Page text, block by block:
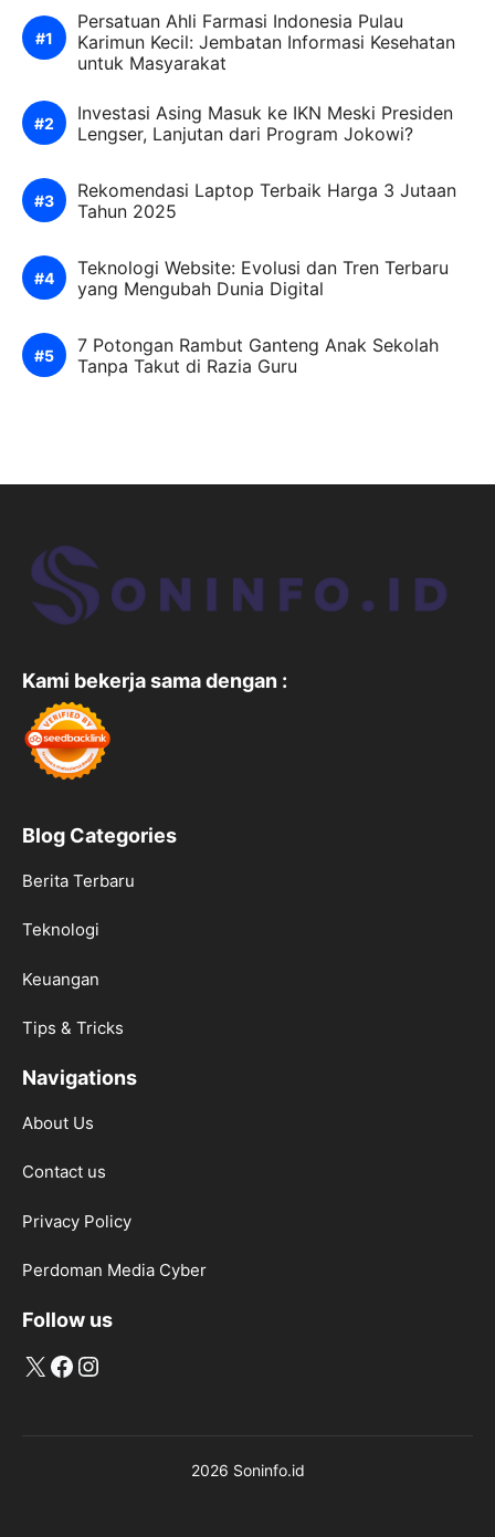
Persatuan Ahli Farmasi Indonesia Pulau
Karimun Kecil: Jembatan Informasi Kesehatan
untuk Masyarakat
Investasi Asing Masuk ke IKN Meski Presiden
Lengser, Lanjutan dari Program Jokowi?
Rekomendasi Laptop Terbaik Harga 3 Jutaan
Tahun 2025
Teknologi Website: Evolusi dan Tren Terbaru
yang Mengubah Dunia Digital
7 Potongan Rambut Ganteng Anak Sekolah
Tanpa Takut di Razia Guru
Kami bekerja sama dengan :
Blog Categories
Berita Terbaru
Teknologi
Keuangan
Tips & Tricks
Navigations
About Us
Contact us
Privacy Policy
Perdoman Media Cyber
Follow us
X Facebook
Instagram
2026 Soninfo.id